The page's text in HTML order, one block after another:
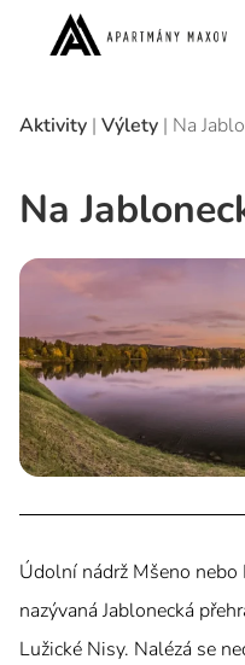
Aktivity | Výlety | Na
Na
Údolní nádrž Mšeno nebo
nazývaná Jablonecká
Lužické Nisy. Nalézá se